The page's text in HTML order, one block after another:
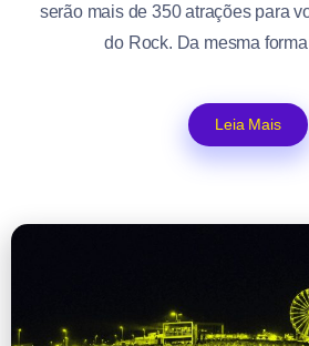
serão mais de 350 atrações para
do Rock. Da mesma
Leia Mais